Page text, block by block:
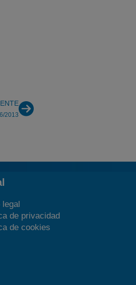
2013
de privacidad
de cookies